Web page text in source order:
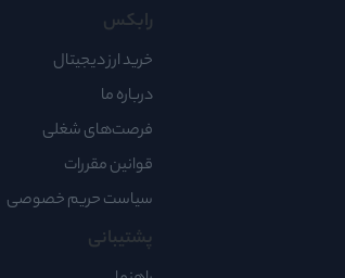
رابکس
خرید ارز دیجیتال
درباره ما
فرصت‌های شغلی
قوانین مقررات
سیاست حریم خصوصی
پشتیبانی